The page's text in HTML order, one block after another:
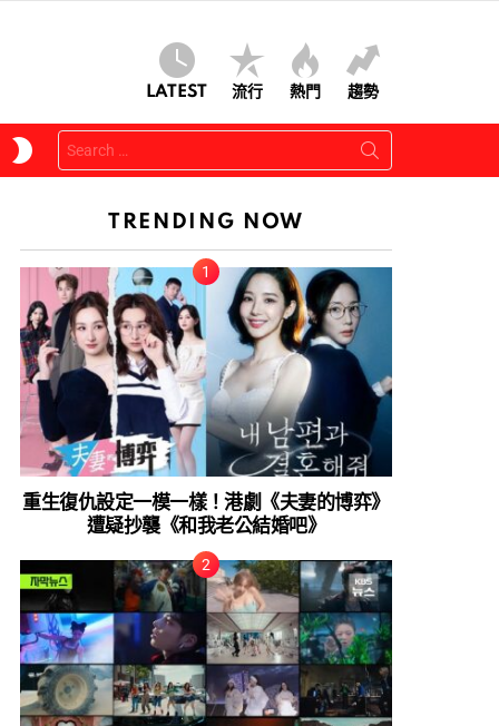
LATEST 流行 熱門 趨勢
SKIN
Search
for:
TRENDING NOW
重生復仇設定一模一樣！港劇《夫妻的博弈》
遭疑抄襲《和我老公結婚吧》